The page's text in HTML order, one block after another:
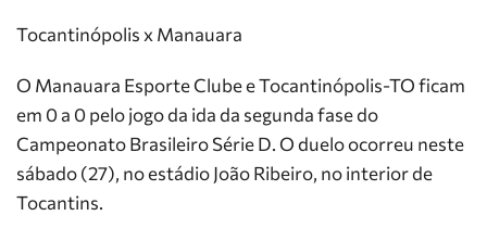
Tocantinópolis x Manauara
O Manauara Esporte Clube e Tocantinópolis-TO ficam
em 0 a 0 pelo jogo da ida da segunda fase do
Campeonato Brasileiro Série D. O duelo ocorreu neste
sábado (27), no estádio João Ribeiro, no interior de
Tocantins.